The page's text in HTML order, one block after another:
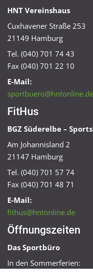
HNT Vereinshaus
Cuxhavener Straße 253
21149 Hamburg
Tel. (040) 701 74 43
Fax (040) 701 22 10
E-Mail:
sportbuero@hntonline.de
FitHus
BGZ Süderelbe –
Am Johannisland 2
21147 Hamburg
Tel. (040) 701 57 74
Fax (040) 701 48 71
E-Mail:
fithus@hntonline.de
Öffnungszeiten
Das Sportbüro
In den Sommerferien: